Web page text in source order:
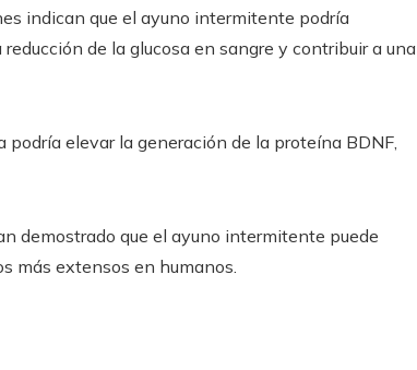
indican que el ayuno intermitente podría
de la glucosa en sangre y contribuir a una
podría elevar la generación de la proteína BDNF,
demostrado que el ayuno intermitente puede
más extensos en humanos.